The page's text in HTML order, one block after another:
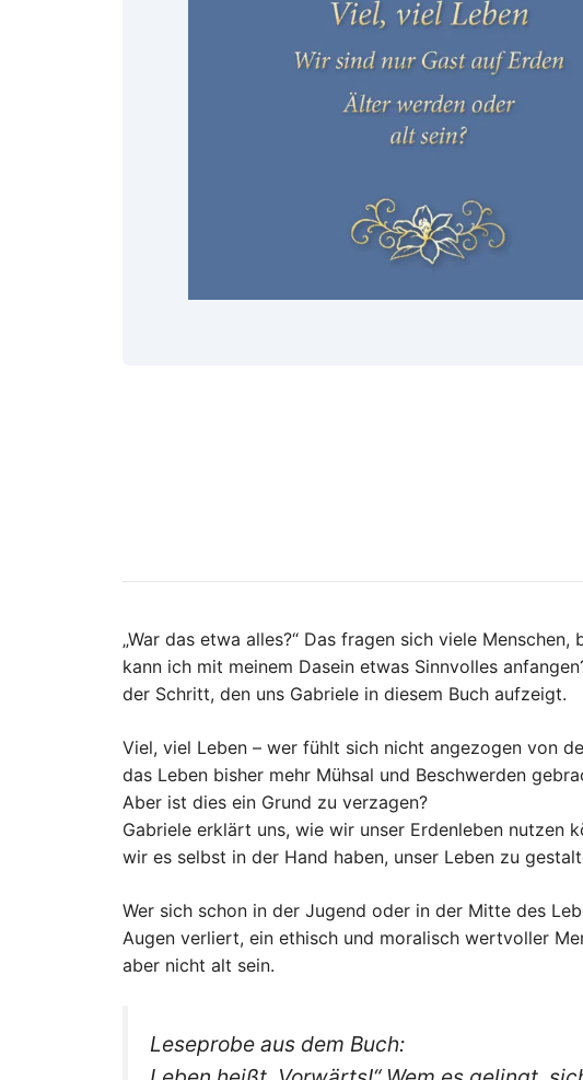
„War das etwa alles?“ Das fragen sich viele
kann ich mit meinem Dasein etwas Sinnvolles
der Schritt, den uns Gabriele in diesem Buch aufzeigt.
Viel, viel Leben – wer fühlt sich nicht angezogen von
das Leben bisher mehr Mühsal und Beschwerden
Aber ist dies ein Grund zu verzagen?
Gabriele erklärt uns, wie wir unser Erdenleben nutzen
wir es selbst in der Hand haben, unser Leben zu
Wer sich schon in der Jugend oder in der Mitte des
Augen verliert, ein ethisch und moralisch wertvoller
aber nicht alt sein.
Leseprobe aus dem Buch: